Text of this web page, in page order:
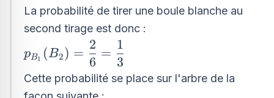
La probabilité de tirer une boule blanche au
second tirage est donc :
p_{B_{1}}
(B_{2})=\dfrac{2}
{6}=\dfrac{1}{3}
pB1 (B2) =
6
2
=
3
1
Cette probabilité se place sur l'arbre de la